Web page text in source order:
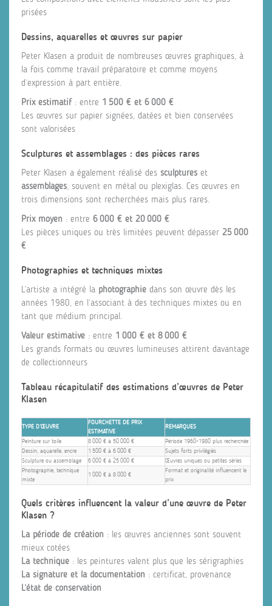
prisées
Dessins, aquarelles et œuvres sur papier
Peter Klasen a produit de nombreuses œuvres graphiques, à
la fois comme travail préparatoire et comme moyens
d’expression à part entière.
Prix estimatif: entre 1 500 € et 6 000 €
Les œuvres sur papier signées, datées et bien conservées
sont valorisées
Sculptures et assemblages : des pièces rares
Peter Klasen a également réalisé des sculptures et
assemblages, souvent en métal ou plexiglas. Ces œuvres en
trois dimensions sont recherchées mais plus rares.
Prix moyen : entre 6 000 € et 20 000 €
Les pièces uniques ou très limitées peuvent dépasser 25 000
€
Photographies et techniques mixtes
L’artiste a intégré la photographie dans son œuvre dès les
années 1980, en l’associant à des techniques mixtes ou en
tant que médium principal.
Valeur estimative : entre 1 000 € et 8 000 €
Les grands formats ou œuvres lumineuses attirent davantage
de collectionneurs
Tableau récapitulatif des estimations d’œuvres de Peter
Klasen
TYPE D’ŒUVRE
FOURCHETTE DE PRIX
ESTIMATIVE
REMARQUES
Peinture sur toile
8 000 € à 50 000 €
Période 1960-1980 plus recherchée
Dessin, aquarelle, encre
1 500 € à 6 000 €
Sujets forts privilégiés
Sculpture ou assemblage
6 000 € à 25 000 €
Œuvres uniques ou petites séries
Photographie, technique
mixte
1 000 € à 8 000 €
Format et originalité influencent le
prix
Quels critères influencent la valeur d’une œuvre de Peter
Klasen ?
La période de création : les œuvres anciennes sont souvent
mieux cotées
La technique : les peintures valent plus que les sérigraphies
La signature et la documentation : certificat, provenance
L’état de conservation